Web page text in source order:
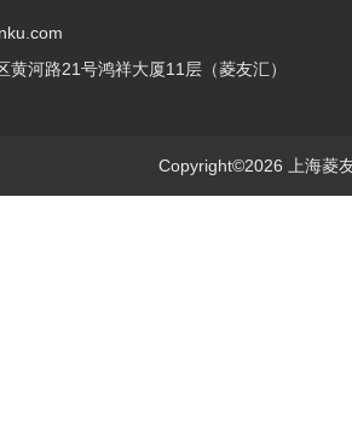
黄河路21号鸿祥大厦11层（菱友汇）
Copyright©2026 上海菱